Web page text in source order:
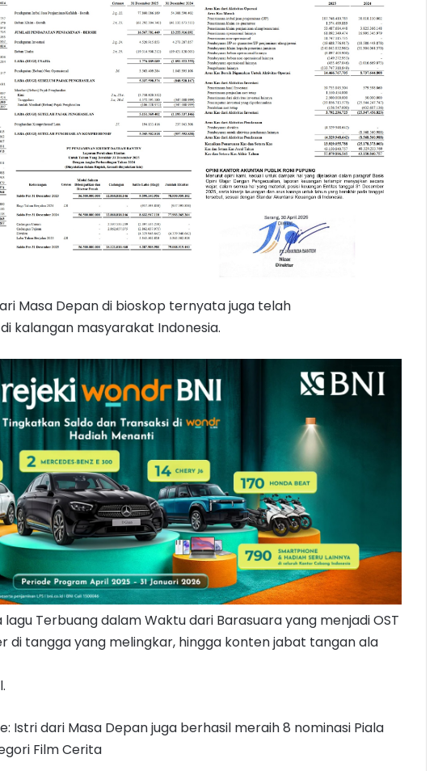
Masa Depan di bioskop ternyata juga telah
kalangan masyarakat Indonesia.
Terbuang dalam Waktu dari Barasuara yang menjadi OST
di tangga yang melingkar, hingga konten jabat tangan ala
Istri dari Masa Depan juga berhasil meraih 8 nominasi Piala
Film Cerita